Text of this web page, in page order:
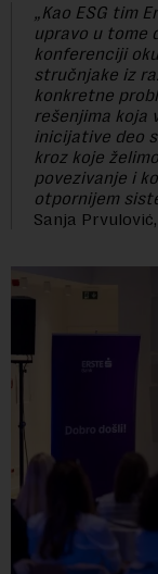
„Kao ESG tim
upravo u tome
konferenciji
stručnjake iz
konkretne
rešenjima koja
inicijative deo
kroz koje
povezivanje i
otpornijem
Sanja